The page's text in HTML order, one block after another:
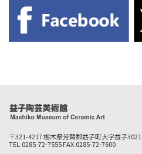
〒321-4217 栃木県芳賀郡益子町大字益子3021
TEL.0285-72-7555 FAX.0285-72-7600